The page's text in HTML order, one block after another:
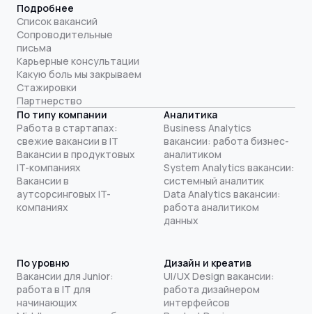
Подробнее
Список вакансий
Сопроводительные
письма
Карьерные консультации
Какую боль мы закрываем
Стажировки
Партнерство
По типу компании
Работа в стартапах:
свежие вакансии в IT
Вакансии в продуктовых
IT-компаниях
Вакансии в
аутсорсинговых IT-
компаниях
Аналитика
Business Analytics
вакансии: работа бизнес-
аналитиком
System Analytics вакансии:
системный аналитик
Data Analytics вакансии:
работа аналитиком
данных
По уровню
Вакансии для Junior:
работа в IT для
начинающих
Дизайн и креатив
UI/UX Design вакансии:
работа дизайнером
интерфейсов